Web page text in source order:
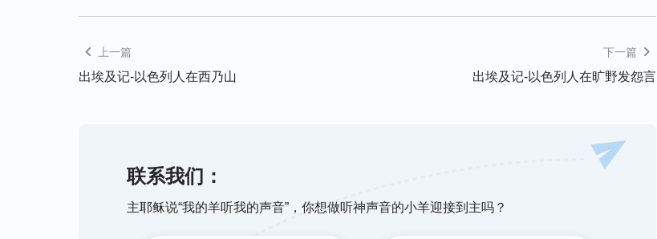
上一篇
出埃及记-以色列人在西乃山
下一篇
出埃及记-以色列人在旷野发怨言
联系我们：
主耶稣说“我的羊听我的声音”，你想做听神声音的小羊迎接到主吗？